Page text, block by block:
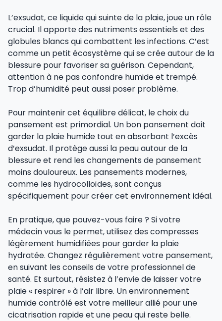
L’exsudat, ce liquide qui suinte de la plaie, joue un rôle
crucial. Il apporte des nutriments essentiels et des
globules blancs qui combattent les infections. C’est
comme un petit écosystème qui se crée autour de la
blessure pour favoriser sa guérison. Cependant,
attention à ne pas confondre humide et trempé.
Trop d’humidité peut aussi poser problème.
Pour maintenir cet équilibre délicat, le choix du
pansement est primordial. Un bon pansement doit
garder la plaie humide tout en absorbant l’excès
d’exsudat. Il protège aussi la peau autour de la
blessure et rend les changements de pansement
moins douloureux. Les pansements modernes,
comme les hydrocolloïdes, sont conçus
spécifiquement pour créer cet environnement idéal.
En pratique, que pouvez-vous faire ? Si votre
médecin vous le permet, utilisez des compresses
légèrement humidifiées pour garder la plaie
hydratée. Changez régulièrement votre pansement,
en suivant les conseils de votre professionnel de
santé. Et surtout, résistez à l’envie de laisser votre
plaie « respirer » à l’air libre. Un environnement
humide contrôlé est votre meilleur allié pour une
cicatrisation rapide et une peau qui reste belle.